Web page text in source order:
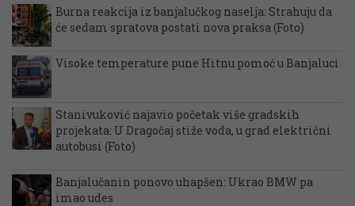
Burna reakcija iz banjalučkog naselja: Strahuju da
će sedam spratova postati nova praksa (Foto)
Visoke temperature pune Hitnu pomoć u Banjaluci
Stanivuković najavio početak više gradskih
projekata: U Dragočaj stiže voda, u grad električni
autobusi (Foto)
Banjalučanin ponovo uhapšen: Ukrao BMW pa
imao udes